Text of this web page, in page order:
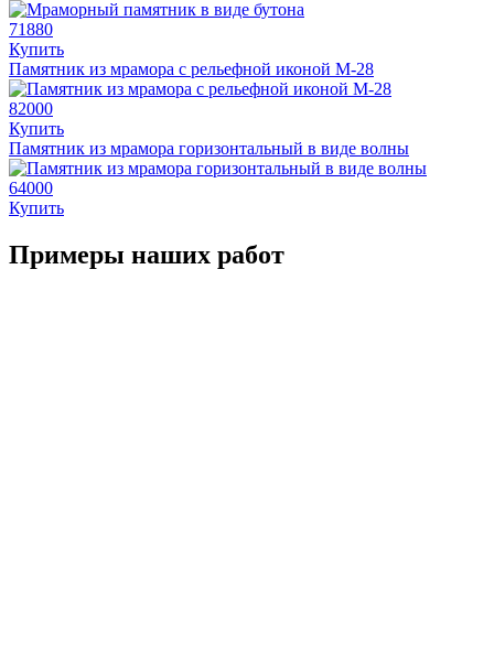
71880
Купить
Памятник из мрамора с рельефной иконой М-28
82000
Купить
Памятник из мрамора горизонтальный в виде волны
64000
Купить
Примеры наших работ